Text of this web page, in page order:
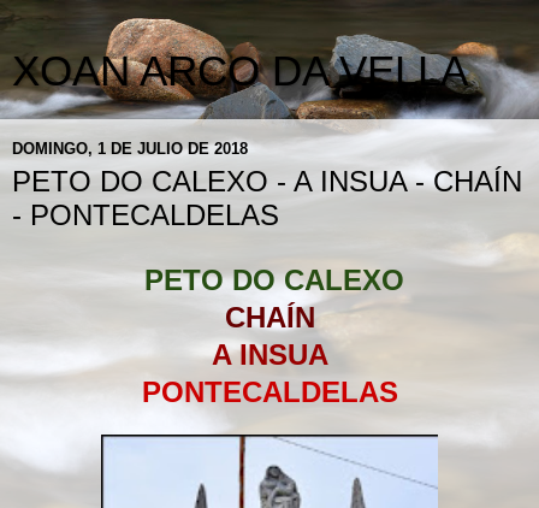
XOAN ARCO DA VELLA
DOMINGO, 1 DE JULIO DE 2018
PETO DO CALEXO - A INSUA - CHAÍN
- PONTECALDELAS
PETO DO CALEXO
CHAÍN
A INSUA
PONTECALDELAS